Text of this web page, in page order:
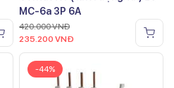
MC-6a 3P 6A
420.000VNĐ
235.200 VNĐ
-44%